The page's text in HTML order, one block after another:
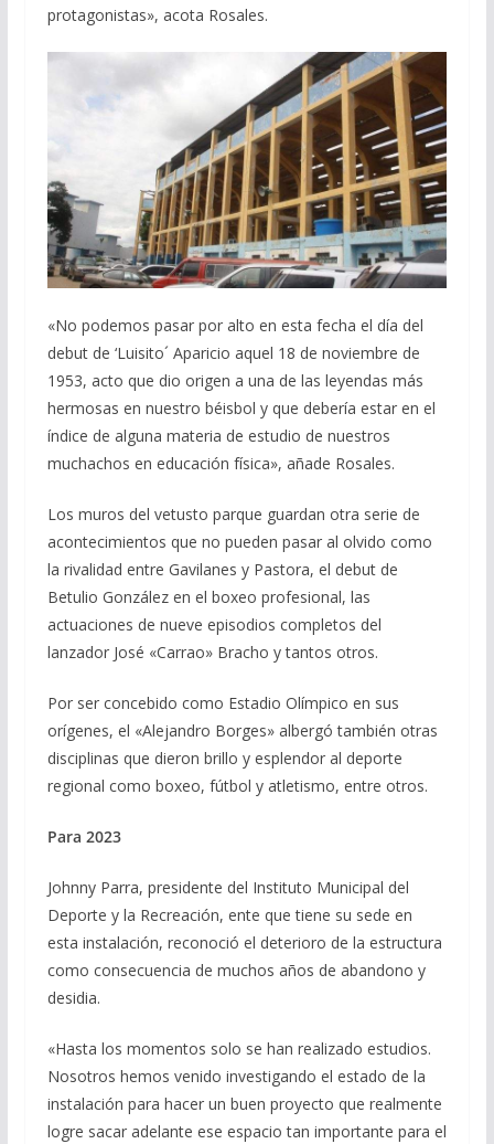
protagonistas», acota Rosales.
«No podemos pasar por alto en esta fecha el día del
debut de ‘Luisito´ Aparicio aquel 18 de noviembre de
1953, acto que dio origen a una de las leyendas más
hermosas en nuestro béisbol y que debería estar en el
índice de alguna materia de estudio de nuestros
muchachos en educación física», añade Rosales.
Los muros del vetusto parque guardan otra serie de
acontecimientos que no pueden pasar al olvido como
la rivalidad entre Gavilanes y Pastora, el debut de
Betulio González en el boxeo profesional, las
actuaciones de nueve episodios completos del
lanzador José «Carrao» Bracho y tantos otros.
Por ser concebido como Estadio Olímpico en sus
orígenes, el «Alejandro Borges» albergó también otras
disciplinas que dieron brillo y esplendor al deporte
regional como boxeo, fútbol y atletismo, entre otros.
Para 2023
Johnny Parra, presidente del Instituto Municipal del
Deporte y la Recreación, ente que tiene su sede en
esta instalación, reconoció el deterioro de la estructura
como consecuencia de muchos años de abandono y
desidia.
«Hasta los momentos solo se han realizado estudios.
Nosotros hemos venido investigando el estado de la
instalación para hacer un buen proyecto que realmente
logre sacar adelante ese espacio tan importante para el